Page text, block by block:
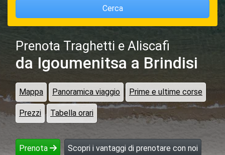
Prenota Traghetti e Aliscafi
da Igoumenitsa a Brindisi
Mappa Panoramica viaggio Prime e ultime corse
Prezzi Tabella orari
Prenota Scopri i vantaggi di prenotare con noi
Cerca